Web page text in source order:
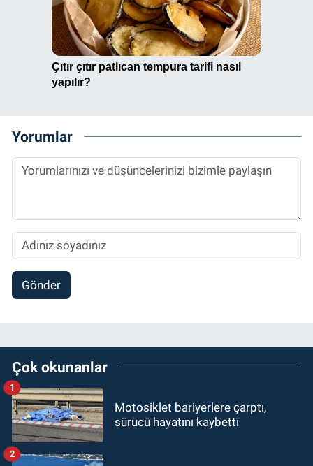
Yorumlar
Gönder
Çok okunanlar
Motosiklet bariyerlere çarptı,
sürücü hayatını kaybetti
1
2